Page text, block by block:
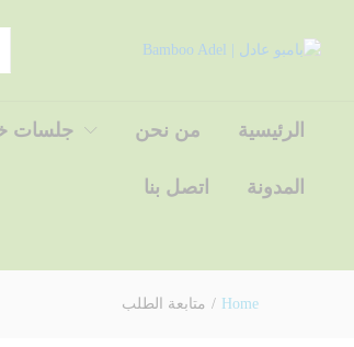
الرئيسية من نحن جلسات
المدونة اتصل بنا
Home
/ متابعة الطلب